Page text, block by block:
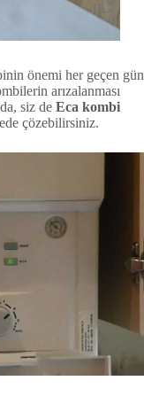
önemi her geçen gün
arızalanması
siz de Eca kombi
çözebilirsiniz.